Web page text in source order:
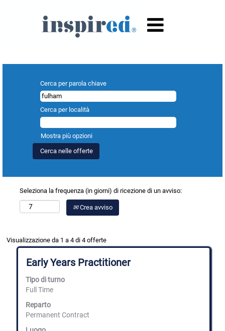
Cerca per parola chiave
Cerca per località
Mostra più opzioni
Seleziona la frequenza (in giorni) di ricezione di un avviso:
Crea avviso
Visualizzazione da 1 a 4 di 4 offerteRisultati
di
ricerca
per
Titolo
Early Years Practitioner
Tipo di turno
Full Time
Reparto
Permanent Contract
Effettuare
una
selezione
con
barra
spaziatrice